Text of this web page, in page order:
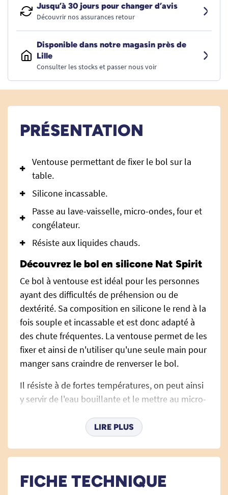
Jusqu’à 30 jours pour changer d’avis
Découvrir nos assurances retour
Disponible dans notre magasin près de
Lille
Consulter les stocks et passer nous voir
PRÉSENTATION
Ventouse permettant de fixer le bol sur la
table.
Silicone incassable.
Passe au lave-vaisselle, micro-ondes, four et
congélateur.
Résiste aux liquides chauds.
Découvrez le bol en silicone Nat Spirit
Ce bol à ventouse est idéal pour les personnes
ayant des difficultés de préhension ou de
dextérité. Sa composition en silicone le rend à la
fois souple et incassable et est donc adapté à
des chute fréquentes. La ventouse permet de les
fixer et ainsi de n'utiliser qu'une seule main pour
manger sans craindre de renverser le bol.
Il résiste à de fortes températures, on peut ainsi
y servir de l'eau bouillante et le mettre au micro-
Dimensions : 12 cm de diamètre et 6,4 cm
de hauteur.
Silicone certifié LFGB - FDA
Sans BPA, PVC ou Phtalates.
LIRE PLUS
FICHE TECHNIQUE